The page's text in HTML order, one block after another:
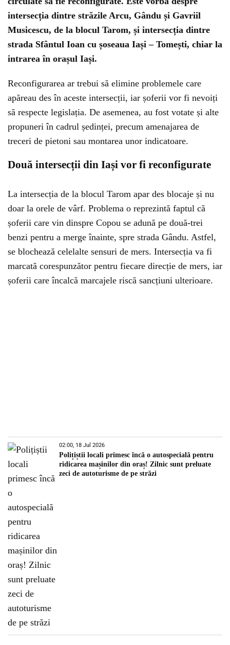
intersecția dintre străzile Arcu, Gându și Gavriil
Musicescu, de la blocul Tarom, și intersecția dintre
strada Sfântul Ioan cu șoseaua Iași – Tomești, chiar la
intrarea în orașul Iași.
Reconfigurarea ar trebui să elimine problemele care
apăreau des în aceste intersecții, iar șoferii vor fi nevoiți
să respecte legislația. De asemenea, au fost votate și alte
propuneri în cadrul ședinței, precum amenajarea de
treceri de pietoni sau montarea unor indicatoare.
Două intersecții din Iași vor fi reconfigurate
La intersecția de la blocul Tarom apar des blocaje și nu
doar la orele de vârf. Problema o reprezintă faptul că
șoferii care vin dinspre Copou se adună pe două-trei
benzi pentru a merge înainte, spre strada Gându. Astfel,
se blochează celelalte sensuri de mers. Intersecția va fi
marcată corespunzător pentru fiecare direcție de mers, iar
șoferii care încalcă marcajele riscă sancțiuni ulterioare.
02:00, 18 Jul 2026
Polițiștii locali primesc încă o autospecială pentru
ridicarea mașinilor din oraș! Zilnic sunt preluate
zeci de autoturisme de pe străzi